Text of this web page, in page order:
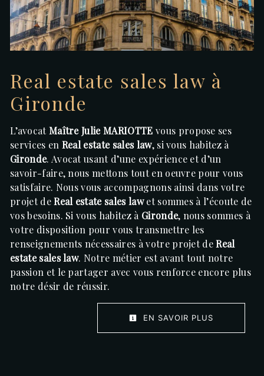
Real estate sales law à
Gironde
L’avocatMaître Julie MARIOTTE vous propose ses
services en Real estate sales law, si vous habitez à
Gironde. Avocat usant d’une expérience et d’un
savoir-faire, nous mettons tout en oeuvre pour vous
satisfaire. Nous vous accompagnons ainsi dans votre
projet deReal estate sales lawet sommes à l’écoute de
vos besoins. Si vous habitez à Gironde, nous sommes à
votre disposition pour vous transmettre les
renseignements nécessaires à votre projet deReal
estate sales law. Notre métier est avant tout notre
passion et le partager avec vous renforce encore plus
notre désir de réussir.
EN SAVOIR PLUS